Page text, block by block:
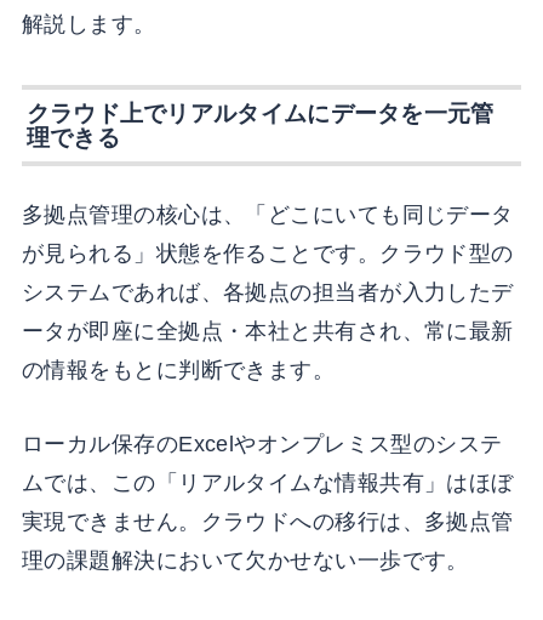
解説します。
クラウド上でリアルタイムにデータを一元管
理できる
多拠点管理の核心は、「どこにいても同じデータ
が見られる」状態を作ることです。クラウド型の
システムであれば、各拠点の担当者が入力したデ
ータが即座に全拠点・本社と共有され、常に最新
の情報をもとに判断できます。
ローカル保存のExcelやオンプレミス型のシステ
ムでは、この「リアルタイムな情報共有」はほぼ
実現できません。クラウドへの移行は、多拠点管
理の課題解決において欠かせない一歩です。